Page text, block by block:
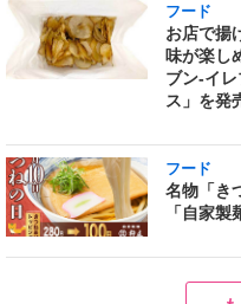
フード
お店で揚
味が楽し
ブン‐イ
ス」を発
フード
名物「き
「自家